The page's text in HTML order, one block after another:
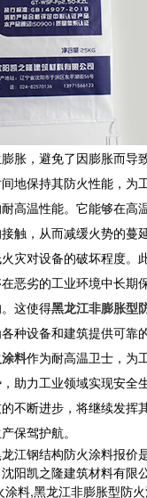
胀，避免了因膨胀而导
地保持其防火性能，为
高温性能。它能够在高
触，从而减缓火势的蔓
灾对设备的破坏程度。
恶劣的工业环境中长期
这使得黑龙江非膨胀型
种设备和建筑提供可靠
料作为耐高温卫士，为
助力工业领域实现安全
不断进步，将继续发挥
保驾护航。
江钢结构防火涂料报价
阳凯之隆建筑材料有限
料,黑龙江非膨胀型防